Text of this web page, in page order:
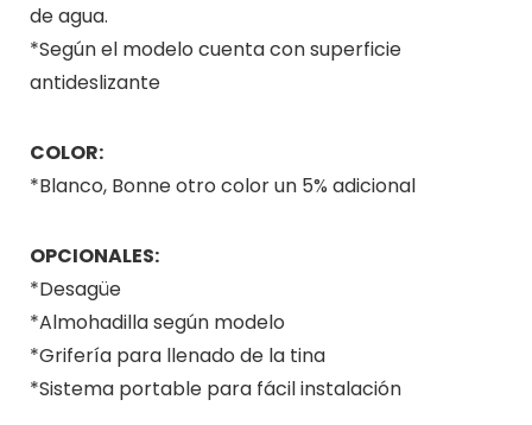
de agua.
*Según el modelo cuenta con superficie
antideslizante
COLOR:
*Blanco, Bonne otro color un 5% adicional
OPCIONALES:
*Desagüe
*Almohadilla según modelo
*Grifería para llenado de la tina
*Sistema portable para fácil instalación